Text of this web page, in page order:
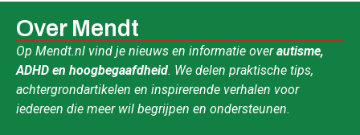
Over Mendt
Op Mendt.nl vind je nieuws en informatie overautisme,
ADHD en hoogbegaafdheid. We delen praktische tips,
achtergrondartikelen en inspirerende verhalen voor
iedereen die meer wil begrijpen en ondersteunen.